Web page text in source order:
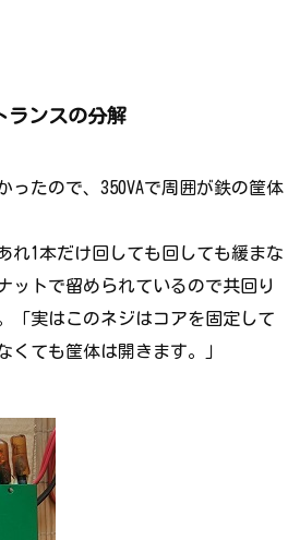
ランスの分解
ったので、350VAで周囲が鉄の筐体
れ1本だけ回しても回しても緩まな
トで留められているので共回り
「実はこのネジはコアを固定して
くても筐体は開きます。」